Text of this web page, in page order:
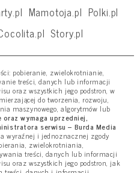
Mamotoja.pl Polki.pl
Story.pl
pobieranie, zwielokrotnianie,
treści, danych lub informacji
oraz wszystkich jego podstron, w
do tworzenia, rozwoju,
maszynowego, algorytmów lub
wymaga uprzedniej,
serwisu – Burda Media
wyraźnej i jednoznacznej zgody
zwielokrotniania,
treści, danych lub informacji
oraz wszystkich jego podstron, jak